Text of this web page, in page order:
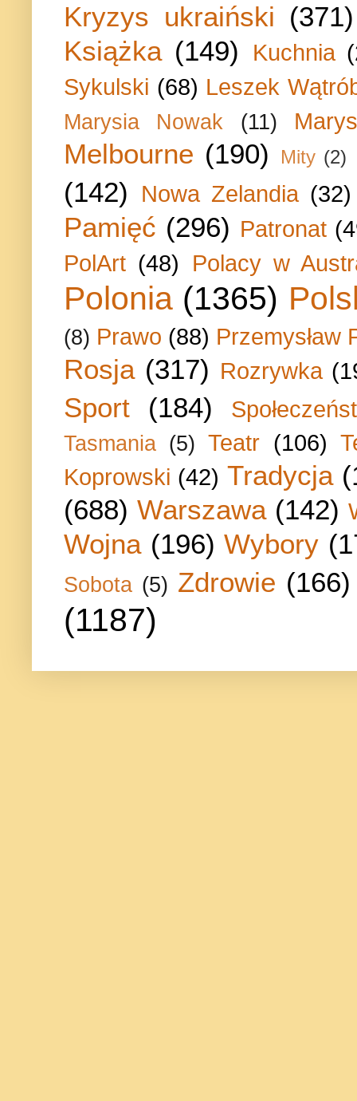
Kryzys ukraiński (371)
Książka (149) Kuchnia
Sykulski (68) Leszek
Marysia Nowak (11)
Melbourne (190) Mity (2)
(142) Nowa Zelandia (32)
Pamięć (296) Patronat
PolArt (48) Polacy w
Polonia (1365)
(8) Prawo (88) Przemysław
Rosja (317) Rozrywka
Sport (184)
Tasmania (5) Teatr (106)
Koprowski (42) Tradycja
(688) Warszawa (142)
Wojna (196) Wybory
Sobota (5) Zdrowie (166)
(1187)